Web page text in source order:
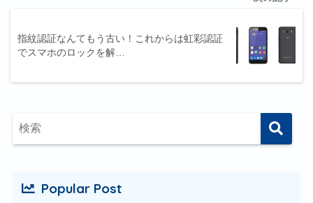
指紋認証なんてもう古い！これからは虹彩認証
でスマホのロックを解…
Popular Post